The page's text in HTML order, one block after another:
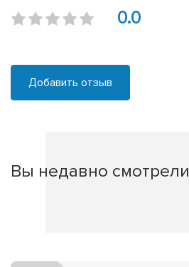
0.0
Добавить отзыв
Вы недавно смотрели